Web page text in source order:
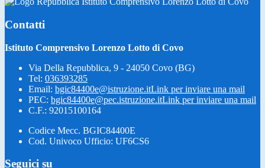
Contatti
Istituto Comprensivo Lorenzo Lotto di Covo
Via Della Repubblica, 9 - 24050 Covo (BG)
Tel: 036393285
Email: bgic84400e@istruzione.itLink per inviare una mail
PEC: bgic84400e@pec.istruzione.itLink per inviare una mail
C.F.: 92015100164
Codice Mecc. BGIC84400E
Cod. Univoco Ufficio: UF6CS6
Seguici su